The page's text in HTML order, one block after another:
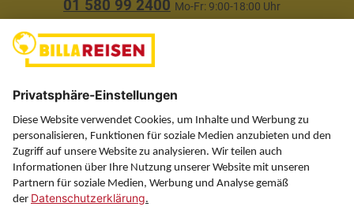
01 580 99 2400 Mo-Fr: 9:00-18:00 Uhr
Über uns
Service
Information
Folgen Sie uns auf